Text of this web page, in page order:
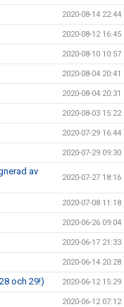
2020-08-14 22:44
2020-08-12 16:45
2020-08-10 10:57
2020-08-04 20:41
2020-08-04 20:31
2020-08-03 15:22
2020-07-29 16:44
2020-07-29 09:30
av
2020-07-27 18:16
2020-07-08 11:18
2020-06-26 09:04
2020-06-17 21:33
2020-06-14 20:28
och 29!) 2020-06-12 15:29
2020-06-12 07:12